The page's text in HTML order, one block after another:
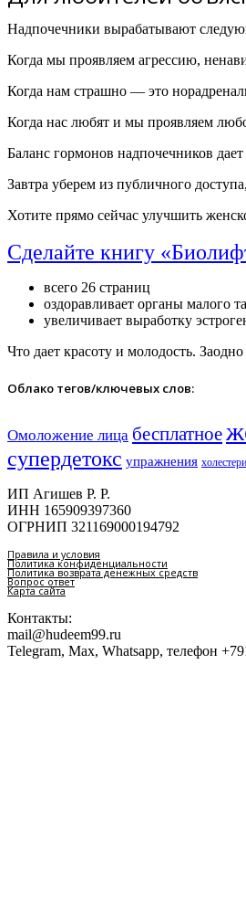
Надпочечники вырабатывают
Когда мы проявляем агрессию,
Когда нам страшно — это
Когда нас любят и мы проявляем
Баланс гормонов надпочечников
Завтра уберем из публичного
Хотите прямо сейчас улучшить
Сделайте книгу
всего 26 страниц
оздоравливает органы малого
увеличивает выработку
Что дает красоту и молодость.
Облако тегов/ключевых слов:
Омоложение лица бесплатное
супердетокс упражнения
ИП Агишев Р. Р.
ИНН 165909397360
ОГРНИП 321169000194792
Правила и условия
Политика конфиденциальности
Политика возврата денежных средств
Вопрос ответ
Карта сайта
Контакты:
mail@hudeem99.ru
Telegram, Max, Whatsapp, телефон